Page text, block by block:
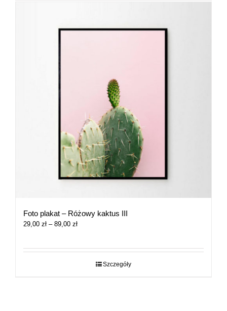
Foto plakat – Różowy kaktus III
29,00 zł – 89,00 złZakres
29,00 zł
Szczegóły